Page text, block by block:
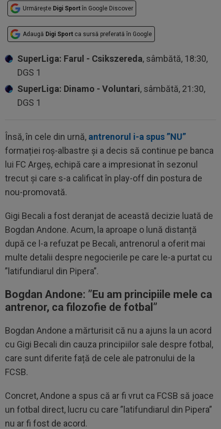
Urmărește Digi Sport în Google Discover
Adaugă Digi Sport ca sursă preferată în Google
SuperLiga: Farul - Csikszereda, sâmbătă, 18:30,
DGS 1
SuperLiga: Dinamo - Voluntari, sâmbătă, 21:30,
DGS 1
Însă, în cele din urnă, antrenorul i-a spus ”NU”
formației roș-albastre și a decis să continue pe banca
lui FC Argeș, echipă care a impresionat în sezonul
trecut și care s-a calificat în play-off din postura de
nou-promovată.
Gigi Becali a fost deranjat de această decizie luată de
Bogdan Andone. Acum, la aproape o lună distanță
după ce l-a refuzat pe Becali, antrenorul a oferit mai
multe detalii despre negocierile pe care le-a purtat cu
”latifundiarul din Pipera”.
Bogdan Andone: ”Eu am principiile mele ca
antrenor, ca filozofie de fotbal”
Bogdan Andone a mărturisit că nu a ajuns la un acord
cu Gigi Becali din cauza principiilor sale despre fotbal,
care sunt diferite față de cele ale patronului de la
FCSB.
Concret, Andone a spus că ar fi vrut ca FCSB să joace
un fotbal direct, lucru cu care ”latifundiarul din Pipera”
nu ar fi fost de acord.